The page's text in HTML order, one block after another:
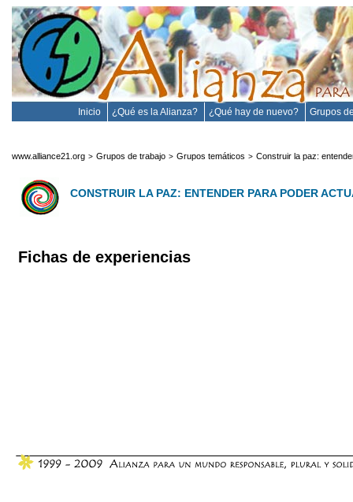
Inicio ¿Qué es la Alianza? ¿Qué hay de nuevo? Grupos
www.alliance21.org > Grupos de trabajo > Grupos temáticos > Construir la paz:
CONSTRUIR LA PAZ: ENTENDER PARA PODER
Fichas de experiencias